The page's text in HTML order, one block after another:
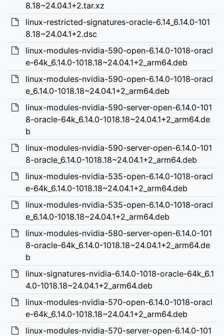
8.18~24.04.1+2.tar.xz
linux-restricted-signatures-oracle-6.14_6.14.0-101
8.18~24.04.1+2.dsc
linux-modules-nvidia-590-open-6.14.0-1018-oracl
e-64k_6.14.0-1018.18~24.04.1+2_arm64.deb
linux-modules-nvidia-590-open-6.14.0-1018-oracl
e_6.14.0-1018.18~24.04.1+2_arm64.deb
linux-modules-nvidia-590-server-open-6.14.0-101
8-oracle-64k_6.14.0-1018.18~24.04.1+2_arm64.de
b
linux-modules-nvidia-590-server-open-6.14.0-101
8-oracle_6.14.0-1018.18~24.04.1+2_arm64.deb
linux-modules-nvidia-535-open-6.14.0-1018-oracl
e-64k_6.14.0-1018.18~24.04.1+2_arm64.deb
linux-modules-nvidia-535-open-6.14.0-1018-oracl
e_6.14.0-1018.18~24.04.1+2_arm64.deb
linux-modules-nvidia-580-server-open-6.14.0-101
8-oracle-64k_6.14.0-1018.18~24.04.1+2_arm64.de
b
linux-signatures-nvidia-6.14.0-1018-oracle-64k_6.1
4.0-1018.18~24.04.1+2_arm64.deb
linux-modules-nvidia-570-open-6.14.0-1018-oracl
e-64k_6.14.0-1018.18~24.04.1+2_arm64.deb
linux-modules-nvidia-570-server-open-6.14.0-101